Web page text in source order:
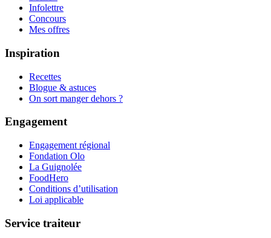
Infolettre
Concours
Mes offres
Inspiration
Recettes
Blogue & astuces
On sort manger dehors ?
Engagement
Engagement régional
Fondation Olo
La Guignolée
FoodHero
Conditions d’utilisation
Loi applicable
Service traiteur